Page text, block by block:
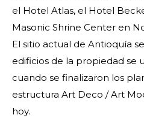
el Hotel Atlas, el Hotel
Masonic Shrine Center en
El sitio actual de Antioquía
edificios de la propiedad se
cuando se finalizaron los
estructura Art Deco / Art
hoy.